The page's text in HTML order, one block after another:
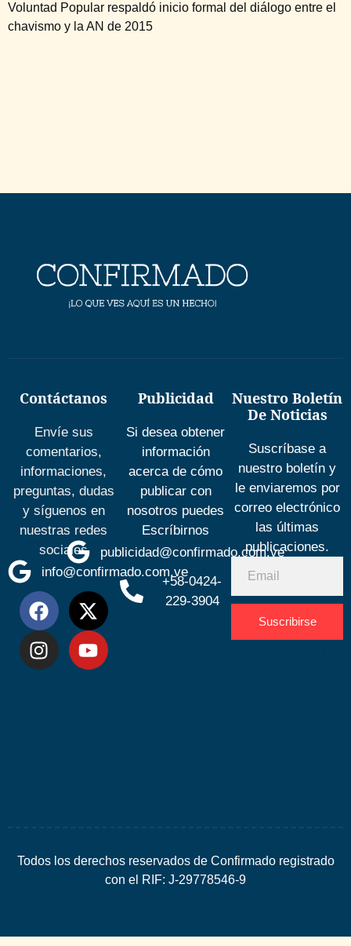
Voluntad Popular respaldó inicio formal del diálogo entre el
chavismo y la AN de 2015
Contáctanos
Envíe sus
comentarios,
informaciones,
preguntas, dudas
y síguenos en
nuestras redes
sociales
info@confirmado.com.ve
Publicidad
Si desea obtener
información
acerca de cómo
publicar con
nosotros puedes
Escríbirnos
publicidad@confirmado.com.ve
+58-0424-
229-3904
Nuestro Boletín
De Noticias
Suscríbase a
nuestro boletín y
le enviaremos por
correo electrónico
las últimas
publicaciones.
Suscribirse
Todos los derechos reservados de Confirmado registrado
con el RIF: J-29778546-9